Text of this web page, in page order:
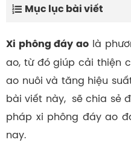
Mục lục bài viết
Xi phông đáy ao là
ao, từ đó giúp cải thiện
ao nuôi và tăng hiệu
bài viết này, sẽ chia sẻ
pháp xi phông đáy ao
nay.